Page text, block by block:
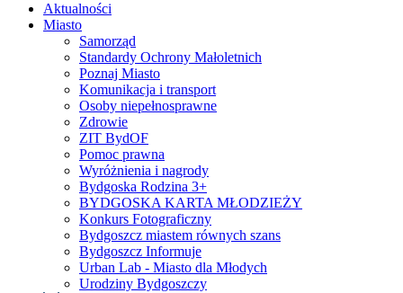
Aktualności
Miasto
Samorząd
Standardy Ochrony Małoletnich
Poznaj Miasto
Komunikacja i transport
Osoby niepełnosprawne
Zdrowie
ZIT BydOF
Pomoc prawna
Wyróżnienia i nagrody
Bydgoska Rodzina 3+
BYDGOSKA KARTA MŁODZIEŻY
Konkurs Fotograficzny
Bydgoszcz miastem równych szans
Bydgoszcz Informuje
Urban Lab - Miasto dla Młodych
Urodziny Bydgoszczy